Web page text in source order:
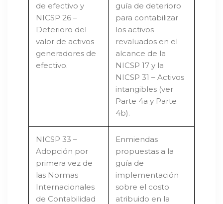
de efectivo y
NICSP 26 –
Deterioro del
valor de activos
generadores de
efectivo.
guía de deterioro
para contabilizar
los activos
revaluados en el
alcance de la
NICSP 17 y la
NICSP 31 – Activos
intangibles (ver
Parte 4a y Parte
4b).
NICSP 33 –
Adopción por
primera vez de
las Normas
Internacionales
de Contabilidad
Enmiendas
propuestas a la
guía de
implementación
sobre el costo
atribuido en la